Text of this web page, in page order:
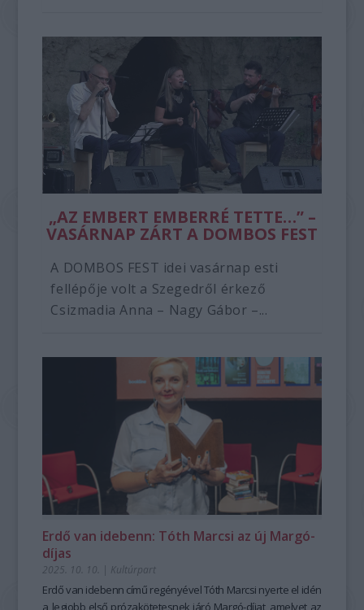
„AZ EMBERT EMBERRÉ TETTE…” –
VASÁRNAP ZÁRT A DOMBOS FEST
A DOMBOS FEST idei vasárnap esti
fellépője volt a Szegedről érkező
Csizmadia Anna – Nagy Gábor –...
Erdő van idebenn: Tóth Marcsi az új Margó-
díjas
2025. 10. 10. | Kultúrpart
Erdő van idebenn című regényével Tóth Marcsi nyerte el idén
a legjobb első prózakötetesnek járó Margó-díjat, amelyet az